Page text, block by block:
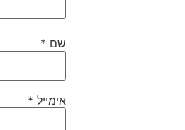
שם *
אימייל *